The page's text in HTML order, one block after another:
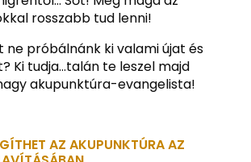
rosszabb tud lenni!
ne próbálnánk ki valami újat és
Ki tudja…talán te leszel majd
akupunktúra-evangelista!
AZ AKUPUNKTÚRA AZ